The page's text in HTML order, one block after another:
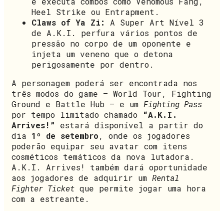
Heel Strike ou Entrapment.
Claws of Ya Zi:
A Super Art Nível 3
de A.K.I. perfura vários pontos de
pressão no corpo de um oponente e
injeta um veneno que o detona
perigosamente por dentro.
A personagem poderá ser encontrada nos
três modos do game – World Tour, Fighting
Ground e Battle Hub – e um Fighting Pass
por tempo limitado chamado
“A.K.I.
Arrives!” estará disponível a partir do
dia 1º de setembro, onde os jogadores
poderão equipar seu avatar com itens
cosméticos temáticos da nova lutadora.
A.K.I. Arrives! também dará oportunidade
aos jogadores de adquirir um Rental
Fighter Ticket que permite jogar uma hora
com a estreante.